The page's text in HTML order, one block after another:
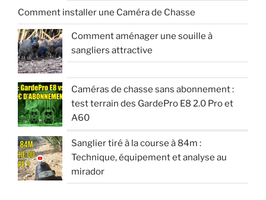
Comment installer une Caméra de Chasse
Comment aménager une souille à
sangliers attractive
Caméras de chasse sans abonnement :
test terrain des GardePro E8 2.0 Pro et
A60
Sanglier tiré à la course à 84m :
Technique, équipement et analyse au
mirador